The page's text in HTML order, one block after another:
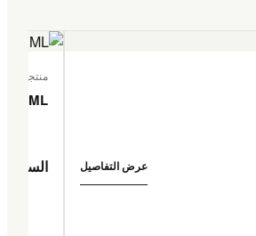
عرض التفاصيل
منتجات Royal Smells
ML
السعر